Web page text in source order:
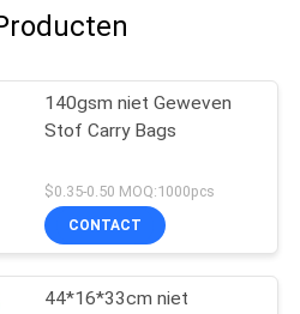
140gsm niet Geweven
Stof Carry Bags
$0.35-0.50 MOQ:1000pcs
CONTACT
44*16*33cm niet